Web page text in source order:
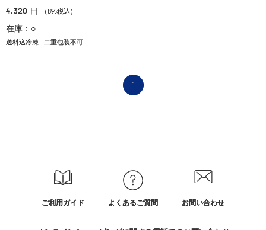
4,320 円 （8%税込）
在庫：○
送料込冷凍 二重包装不可
1
ご利用ガイド よくあるご質問 お問い合わせ